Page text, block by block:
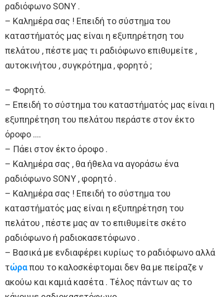
ραδιόφωνο SONY .
– Καλημέρα σας ! Επειδή το σύστημα του
καταστήματός μας είναι η εξυπηρέτηση του
πελάτου , πέστε μας τι ραδιόφωνο επιθυμείτε ,
αυτοκινήτου , συγκρότημα , φορητό ;
– Φορητό.
– Επειδή το σύστημα του καταστήματός μας είναι η
εξυπηρέτηση του πελάτου περάστε στον έκτο
όροφο ….
– Πάει στον έκτο όροφο .
– Καλημέρα σας , θα ήθελα να αγοράσω ένα
ραδιόφωνο SONY , φορητό .
– Καλημέρα σας ! Επειδή το σύστημα του
καταστήματός μας είναι η εξυπηρέτηση του
πελάτου , πέστε μας αν το επιθυμείτε σκέτο
ραδιόφωνο ή ραδιοκασετόφωνο .
– Βασικά με ενδιαφέρει κυρίως το ραδιόφωνο αλλά
τώραπου το καλοσκέφτομαι δεν θα με πείραζε ν
ακούω και καμιά κασέτα . Τέλος πάντων ας το